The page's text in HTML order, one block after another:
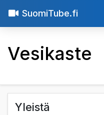
SuomiTube.fi
Vesikaste
Yleistä